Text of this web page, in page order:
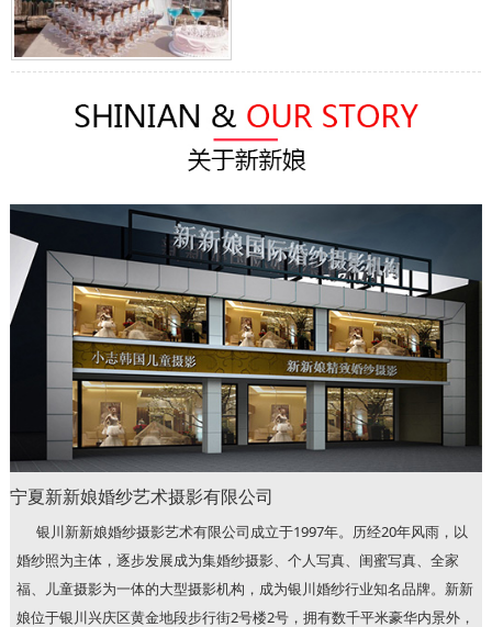
宁夏新新娘婚纱艺术摄影有限公司
银川新新娘婚纱摄影艺术有限公司成立于1997年。历经20年风雨，以
婚纱照为主体，逐步发展成为集婚纱摄影、个人写真、闺蜜写真、全家
福、儿童摄影为一体的大型摄影机构，成为银川婚纱行业知名品牌。新新
娘位于银川兴庆区黄金地段步行街2号楼2号，拥有数千平米豪华内景外，